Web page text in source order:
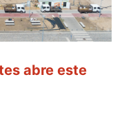
abre este